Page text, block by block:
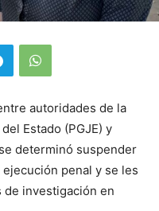
autoridades de la
Estado (PGJE) y
determinó suspender
penal y se les
investigación en